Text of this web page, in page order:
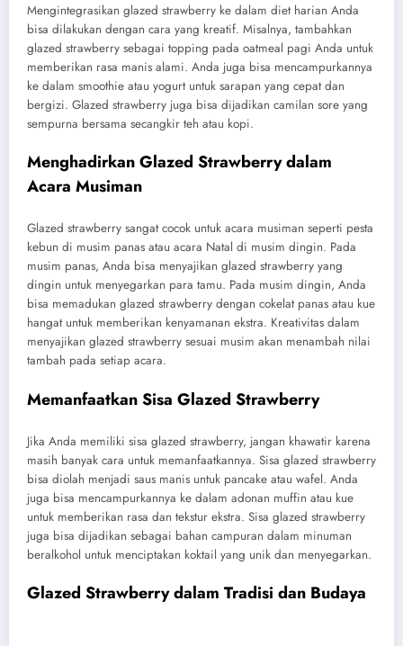
Mengintegrasikan glazed strawberry ke dalam diet harian Anda
bisa dilakukan dengan cara yang kreatif. Misalnya, tambahkan
glazed strawberry sebagai topping pada oatmeal pagi Anda untuk
memberikan rasa manis alami. Anda juga bisa mencampurkannya
ke dalam smoothie atau yogurt untuk sarapan yang cepat dan
bergizi. Glazed strawberry juga bisa dijadikan camilan sore yang
sempurna bersama secangkir teh atau kopi.
Menghadirkan Glazed Strawberry dalam
Acara Musiman
Glazed strawberry sangat cocok untuk acara musiman seperti pesta
kebun di musim panas atau acara Natal di musim dingin. Pada
musim panas, Anda bisa menyajikan glazed strawberry yang
dingin untuk menyegarkan para tamu. Pada musim dingin, Anda
bisa memadukan glazed strawberry dengan cokelat panas atau kue
hangat untuk memberikan kenyamanan ekstra. Kreativitas dalam
menyajikan glazed strawberry sesuai musim akan menambah nilai
tambah pada setiap acara.
Memanfaatkan Sisa Glazed Strawberry
Jika Anda memiliki sisa glazed strawberry, jangan khawatir karena
masih banyak cara untuk memanfaatkannya. Sisa glazed strawberry
bisa diolah menjadi saus manis untuk pancake atau wafel. Anda
juga bisa mencampurkannya ke dalam adonan muffin atau kue
untuk memberikan rasa dan tekstur ekstra. Sisa glazed strawberry
juga bisa dijadikan sebagai bahan campuran dalam minuman
beralkohol untuk menciptakan koktail yang unik dan menyegarkan.
Glazed Strawberry dalam Tradisi dan Budaya